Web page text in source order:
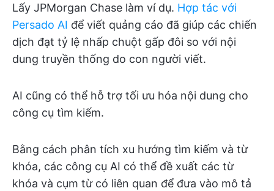
Lấy JPMorgan Chase làm ví dụ. Hợp tác với
Persado AI để viết quảng cáo đã giúp các chiến
dịch đạt tỷ lệ nhấp chuột gấp đôi so với nội
dung truyền thống do con người viết.
AI cũng có thể hỗ trợ tối ưu hóa nội dung cho
công cụ tìm kiếm.
Bằng cách phân tích xu hướng tìm kiếm và từ
khóa, các công cụ AI có thể đề xuất các từ
khóa và cụm từ có liên quan để đưa vào mô tả